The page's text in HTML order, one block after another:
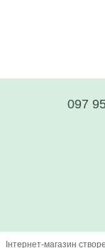
097
Інтернет-магазин